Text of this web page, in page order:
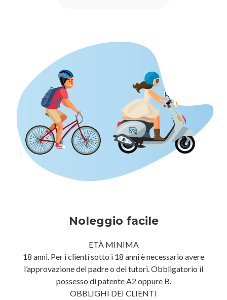
Noleggio facile
ETÀ MINIMA
18 anni. Per i clienti sotto i 18 anni è necessario avere
l’approvazione del padre o dei tutori. Obbligatorio il
possesso di patente A2 oppure B.
OBBLIGHI DEI CLIENTI